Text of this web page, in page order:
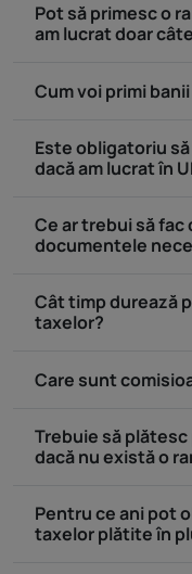
Pot să primesc o
am lucrat doar
Cum voi primi
Este obligatoriu
dacă am lucrat în
Ce ar trebui să fac
documentele
Cât timp durează
taxelor?
Care sunt
Trebuie să
dacă nu există o
Pentru ce ani pot
taxelor plătite în